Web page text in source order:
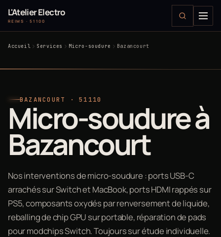
L'Atelier Electro
REIMS · 51100
Accueil Services Micro-soudure Bazancourt
BAZANCOURT · 51110
Micro-soudure à
Bazancourt
Nos interventions de micro-soudure : ports USB-C
arrachés sur Switch et MacBook, ports HDMI rappés sur
PS5, composants oxydés par renversement de liquide,
reballing de chip GPU sur portable, réparation de pads
pour modchips Switch. Toujours sur étude individuelle.